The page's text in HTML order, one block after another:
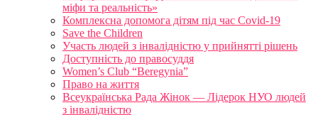
міфи та реальність»
Комплексна допомога дітям під час Covid-19
Save the Children
Участь людей з інвалідністю у прийнятті рішень
Доступність до правосуддя
Women’s Club “Beregynia”
Право на життя
Всеукраїнська Рада Жінок — Лідерок НУО людей
з інвалідністю